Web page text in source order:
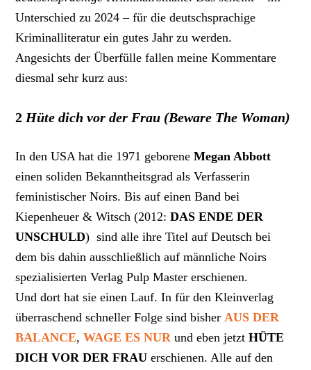
Unterschied zu 2024 – für die deutschsprachige
Kriminalliteratur ein gutes Jahr zu werden.
Angesichts der Überfülle fallen meine Kommentare
diesmal sehr kurz aus:
2 Hüte dich vor der Frau (Beware The Woman)
In den USA hat die 1971 geboreneMegan Abbott
einen soliden Bekanntheitsgrad als Verfasserin
feministischer Noirs. Bis auf einen Band bei
Kiepenheuer & Witsch (2012:DAS ENDE DER
UNSCHULD) sind alle ihre Titel auf Deutsch bei
dem bis dahin ausschließlich auf männliche Noirs
spezialisierten Verlag Pulp Master erschienen.
Und dort hat sie einen Lauf. In für den Kleinverlag
überraschend schneller Folge sind bisherAUS DER
BALANCE,WAGE ES NUR und eben jetztHÜTE
DICH VOR DER FRAU erschienen. Alle auf den